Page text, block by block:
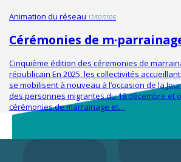
Animation du réseau 12/02/2026
Cérémonies de
Cinquième édition des céremonies de
républicain En 2025, les collectivités
se mobilisent à nouveau à l’occasion de la
des personnes migrantes du 18 décembre et
cérémonies de marrainage et…